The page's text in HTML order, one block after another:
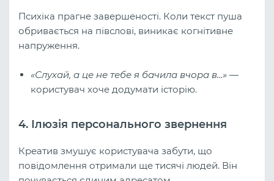
Психіка прагне завершеності. Коли текст пуша
обривається на півслові, виникає когнітивне
напруження.
«Слухай, а це не тебе я бачила вчора в...» —
користувач хоче додумати історію.
4. Ілюзія персонального звернення
Креатив змушує користувача забути, що
повідомлення отримали ще тисячі людей. Він